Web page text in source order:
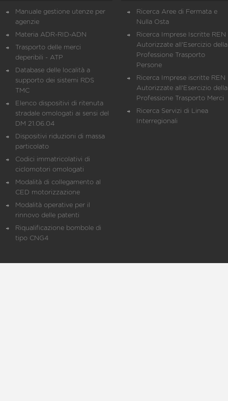
Manuale gestione utenze per
agenzie
Materia ADR-RID-ADN
Trasporto delle merci
deperibili - ATP
Database delle località a
supporto dei sistemi RDS
TMC
Elenco dispositivi di ritenuta
stradale omologati ai sensi del
DM 21.06.04
Dispositivi riduzioni di massa
particolato
Codici immatricolativi di
ciclomotori omologati
Modalità di collegamento al
CED motorizzazione
Modalità operative per il
rinnovo delle patenti
Riqualificazione bombole di
tipo CNG4
Ricerca Aree di Fermata e
Nulla Osta
Ricerca Imprese Iscritte REN
Autorizzate all'Esercizio della
Professione Trasporto
Persone
Ricerca Imprese iscritte REN
Autorizzate all'Esercizio della
Professione Trasporto Merci
Ricerca Servizi di Linea
Interregionali